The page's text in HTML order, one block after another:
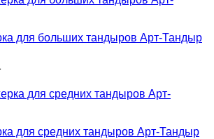
для больших тандыров Арт-Тандыр
для средних тандыров Арт-Тандыр